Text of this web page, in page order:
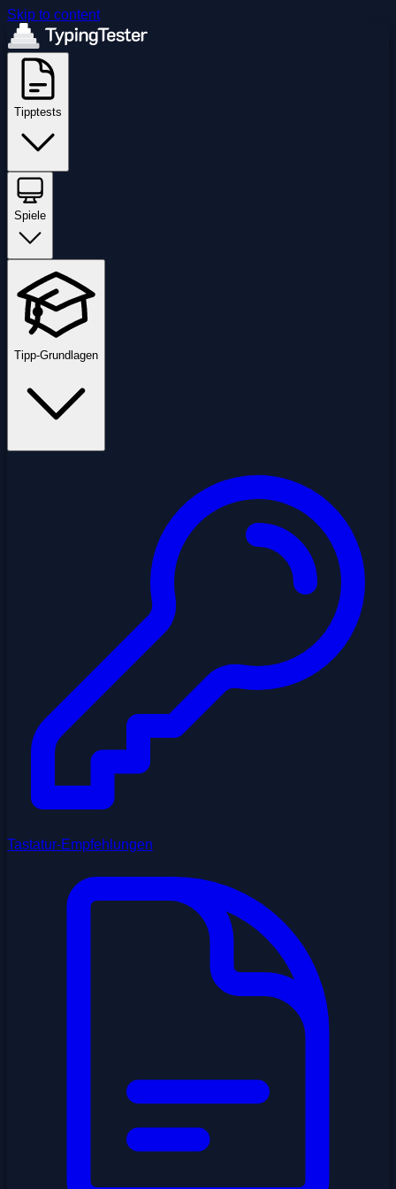
Skip to content
Tipptests
Spiele
Tipp-Grundlagen
Tastatur-Empfehlungen